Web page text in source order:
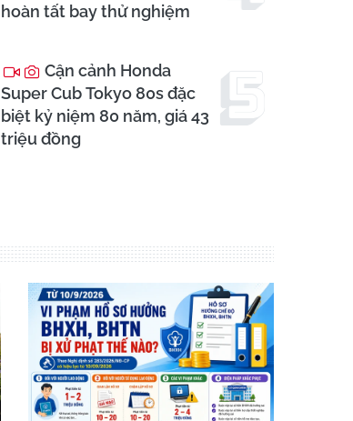
hoàn tất bay thử nghiệm
Cận cảnh Honda
Super Cub Tokyo 80s đặc
biệt kỷ niệm 80 năm, giá 43
triệu đồng